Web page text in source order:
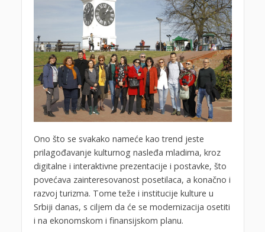
Ono što se svakako nameće kao trend jeste
prilagođavanje kulturnog nasleđa mladima, kroz
digitalne i interaktivne prezentacije i postavke, što
povećava zainteresovanost posetilaca, a konačno i
razvoj turizma. Tome teže i institucije kulture u
Srbiji danas, s ciljem da će se modernizacija osetiti
i na ekonomskom i finansijskom planu.